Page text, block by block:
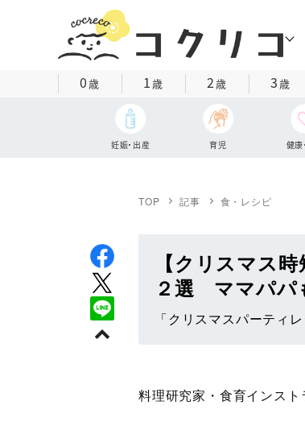
0歳 1歳 2歳 3歳
妊娠・出産 育児 健康
TOP 記事 食・レシピ
【クリスマス
２選 ママパパ
「クリスマスパーティ
料理研究家・食育インスト